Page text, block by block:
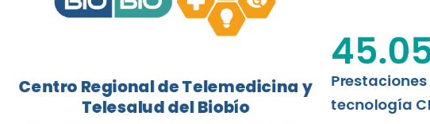
Centro Regional de Telemedicina y
Telesalud del Biobío
tecnología